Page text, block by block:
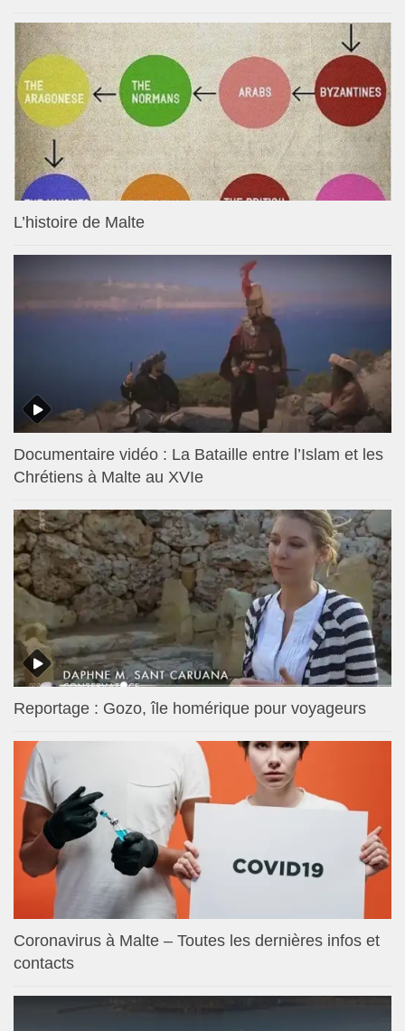
L’histoire de Malte
Documentaire vidéo : La Bataille entre l’Islam et les
Chrétiens à Malte au XVIe
Reportage : Gozo, île homérique pour voyageurs
Coronavirus à Malte – Toutes les dernières infos et
contacts